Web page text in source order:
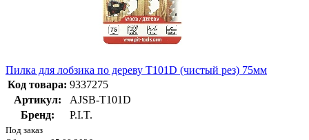
Пилка для лобзика по дереву T101D (чистый рез) 75мм
Код товара: 9337275
Артикул:
AJSB-T101D
Бренд:
P.I.T.
Под заказ